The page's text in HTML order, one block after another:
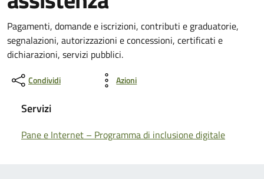
Pagamenti, domande e iscrizioni, contributi e graduatorie,
segnalazioni, autorizzazioni e concessioni, certificati e
dichiarazioni, servizi pubblici.
Condividi Azioni
Servizi
Pane e Internet – Programma di inclusione digitale